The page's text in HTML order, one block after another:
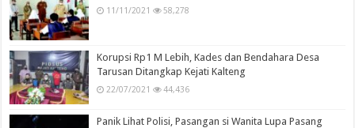
11/11/2021 58,278
Korupsi Rp1 M Lebih, Kades dan Bendahara Desa
Tarusan Ditangkap Kejati Kalteng
22/07/2021 44,436
Panik Lihat Polisi, Pasangan si Wanita Lupa Pasang